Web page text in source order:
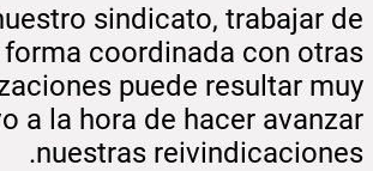
sindicato, trabajar de
forma coordinada con otras
puede resultar muy
a la hora de hacer avanzar
nuestras reivindicaciones.